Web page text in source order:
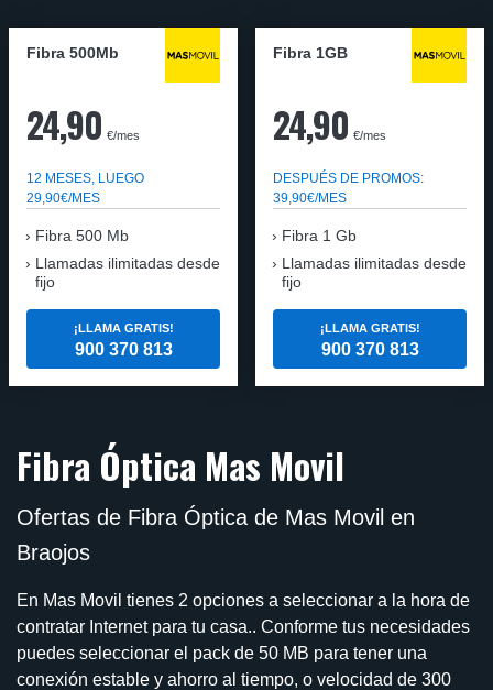
Fibra 500Mb
24,90 €/mes
12 MESES, LUEGO
29,90€/MES
Fibra 500 Mb
Llamadas ilimitadas desde
fijo
¡LLAMA GRATIS!
900 370 813
Fibra 1GB
24,90 €/mes
DESPUÉS DE PROMOS:
39,90€/MES
Fibra 1 Gb
Llamadas ilimitadas desde
fijo
¡LLAMA GRATIS!
900 370 813
Fibra Óptica Mas Movil
Ofertas de Fibra Óptica de Mas Movil en
Braojos
En Mas Movil tienes 2 opciones a seleccionar a la hora de
contratar Internet para tu casa.. Conforme tus necesidades
puedes seleccionar el pack de 50 MB para tener una
conexión estable y ahorro al tiempo, o velocidad de 300